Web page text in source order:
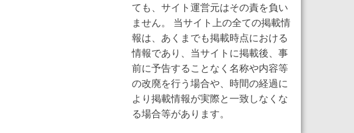
ても、サイト運営元はその責を負い
ません。 当サイト上の全ての掲載情
報は、あくまでも掲載時点における
情報であり、当サイトに掲載後、事
前に予告することなく名称や内容等
の改廃を行う場合や、時間の経過に
より掲載情報が実際と一致しなくな
る場合等があります。